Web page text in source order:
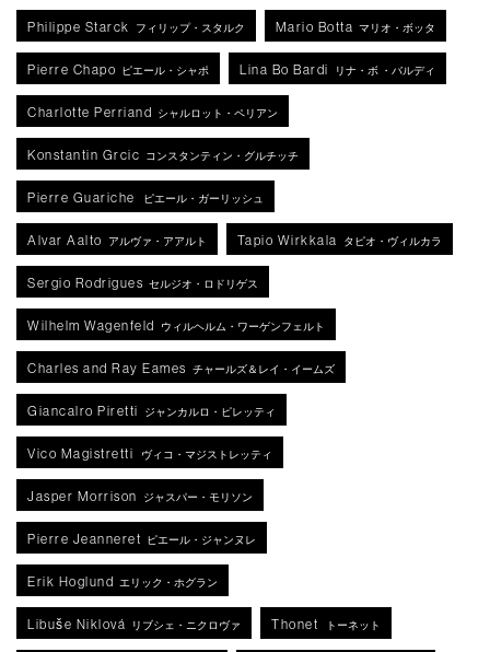
Philippe Starck フィリップ・スタルク Mario Botta マリオ・ボッタ
Pierre Chapo ピエール・シャポ Lina Bo Bardi リナ・ボ ・バルディ
Charlotte Perriand シャルロット・ペリアン
Konstantin Grcic コンスタンティン・グルチッチ
Pierre Guariche ピエール・ガーリッシュ
Alvar Aalto アルヴァ・アアルト Tapio Wirkkala タピオ・ヴィルカラ
Sergio Rodrigues セルジオ・ロドリゲス
Wilhelm Wagenfeld ウィルヘルム・ワーゲンフェルト
Charles and Ray Eames チャールズ＆レイ・イームズ
Giancalro Piretti ジャンカルロ・ピレッティ
Vico Magistretti ヴィコ・マジストレッティ
Jasper Morrison ジャスパー・モリソン
Pierre Jeanneret ピエール・ジャンヌレ
Erik Hoglund エリック・ホグラン
Libuše Niklová リブシェ・ニクロヴァ Thonet トーネット